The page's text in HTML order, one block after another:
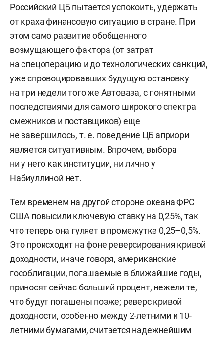
Российский ЦБ пытается успокоить, удержать
от краха финансовую ситуацию в стране. При
этом само развитие обобщенного
возмущающего фактора (от затрат
на спецоперацию и до технологических санкций,
уже спровоцировавших будущую остановку
на три недели того же Автоваза, с понятными
последствиями для самого широкого спектра
смежников и поставщиков) еще
не завершилось, т. е. поведение ЦБ априори
является ситуативным. Впрочем, выбора
ни у него как институции, ни лично у
Набиуллиной нет.
Тем временем на другой стороне океана ФРС
США повысили ключевую ставку на 0,25%, так
что теперь она гуляет в промежутке 0,25–0,5%.
Это происходит на фоне реверсирования кривой
доходности, иначе говоря, американские
гособлигации, погашаемые в ближайшие годы,
приносят сейчас больший процент, нежели те,
что будут погашены позже; реверс кривой
доходности, особенно между 2-летними и 10-
летними бумагами, считается надежнейшим